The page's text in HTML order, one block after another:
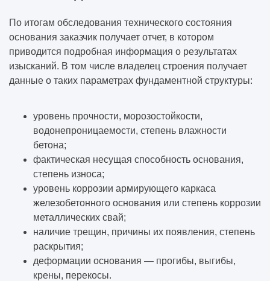
По итогам обследования технического состояния
основания заказчик получает отчет, в котором
приводится подробная информация о результатах
изысканий. В том числе владелец строения получает
данные о таких параметрах фундаментной структуры:
уровень прочности, морозостойкости,
водонепроницаемости, степень влажности
бетона;
фактическая несущая способность основания,
степень износа;
уровень коррозии армирующего каркаса
железобетонного основания или степень коррозии
металлических свай;
наличие трещин, причины их появления, степень
раскрытия;
деформации основания — прогибы, выгибы,
крены, перекосы.